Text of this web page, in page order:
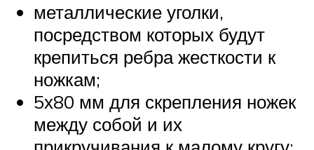
металлические уголки,
посредством которых будут
крепиться ребра жесткости к
ножкам;
5х80 мм для скрепления ножек
между собой и их